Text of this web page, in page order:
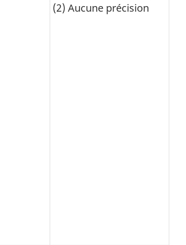
(2) Aucune précision